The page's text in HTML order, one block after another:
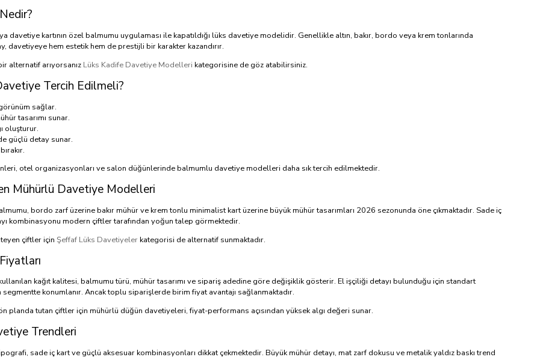
davetiye kartının özel balmumu uygulaması ile kapatıldığı lüks davetiye modelidir. Genellikle altın, bakır, bordo veya krem tonlarında
davetiyeye hem estetik hem de prestijli bir karakter kazandırır.
alternatif arıyorsanız Lüks Kadife Davetiye Modelleri kategorisine de göz atabilirsiniz.
Tercih Edilmeli?
sağlar.
tasarımı sunar.
oluşturur.
güçlü detay sunar.
otel organizasyonları ve salon düğünlerinde balmumlu davetiye modelleri daha sık tercih edilmektedir.
Mühürlü Davetiye Modelleri
bordo zarf üzerine bakır mühür ve krem tonlu minimalist kart üzerine büyük mühür tasarımları 2026 sezonunda öne çıkmaktadır. Sade iç
kombinasyonu modern çiftler tarafından yoğun talep görmektedir.
çiftler için Şeffaf Lüks Davetiyelerkategorisi de alternatif sunmaktadır.
kağıt kalitesi, balmumu türü, mühür tasarımı ve sipariş adedine göre değişiklik gösterir. El işçiliği detayı bulunduğu için standart
konumlanır. Ancak toplu siparişlerde birim fiyat avantajı sağlanmaktadır.
planda tutan çiftler için mühürlü düğün davetiyeleri, fiyat-performans açısından yüksek algı değeri sunar.
Trendleri
sade iç kart ve güçlü aksesuar kombinasyonları dikkat çekmektedir. Büyük mühür detayı, mat zarf dokusu ve metalik yaldız baskı trend